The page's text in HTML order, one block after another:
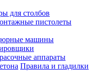
для столбов
пистолеты
машины
аппараты
Правила и гладилки